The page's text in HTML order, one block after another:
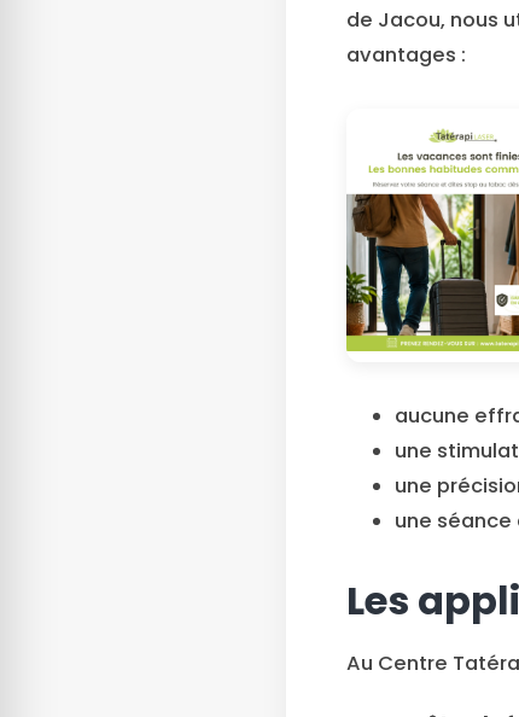
de Jacou, nous
avantages :
aucune
une
une
une séance
Les
Au Centre